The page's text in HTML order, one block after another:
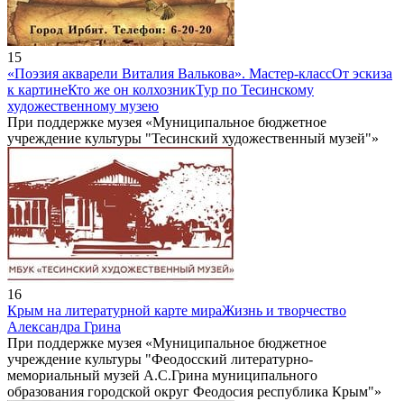
15
«Поэзия акварели Виталия Валькова». Мастер-классОт эскиза
к картинеКто же он колхозникТур по Тесинскому
художественному музею
При поддержке музея «Муниципальное бюджетное
учреждение культуры "Тесинский художественный музей"»
16
Крым на литературной карте мираЖизнь и творчество
Александра Грина
При поддержке музея «Муниципальное бюджетное
учреждение культуры "Феодосский литературно-
мемориальный музей А.С.Грина муниципального
образования городской округ Феодосия республика Крым"»